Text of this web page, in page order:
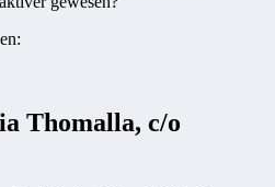
Thomalla, c/o